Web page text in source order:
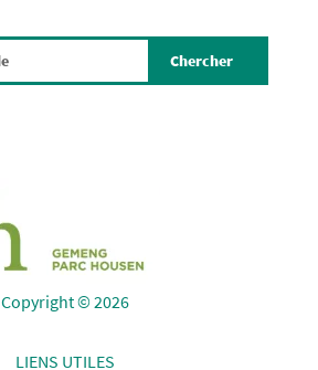
Copyright © 2026
LIENS UTILES